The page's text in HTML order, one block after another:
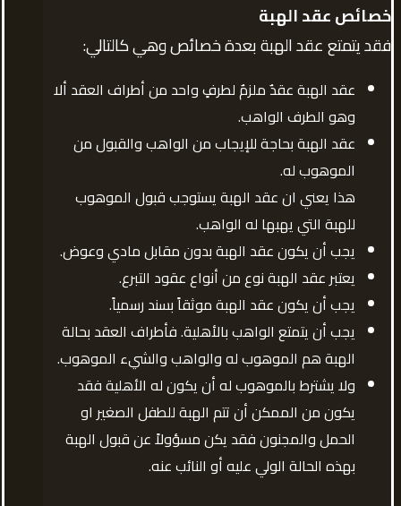
خصائص عقد الهبة
فقد يتمتع عقد الهبة بعدة خصائص وهي كالتالي:
عقد الهبة عقدٌ ملزمٌ لطرفٍ واحد من أطراف العقد ألا
وهو الطرف الواهب.
عقد الهبة بحاجة للإيجاب من الواهب والقبول من
الموهوب له.
هذا يعني ان عقد الهبة يستوجب قبول الموهوب
للهبة التي يهبها له الواهب.
يجب أن يكون عقد الهبة بدون مقابل مادي وعوض.
يعتبر عقد الهبة نوع من أنواع عقود التبرع.
يجب أن يكون عقد الهبة موثقاً بسند رسمياً.
يجب أن يتمتع الواهب بالأهلية. فأطراف العقد بحالة
الهبة هم الموهوب له والواهب والشيء الموهوب.
ولا يشترط بالموهوب له أن يكون له الأهلية فقد
يكون من الممكن أن تتم الهبة للطفل الصغير او
الحمل والمجنون فقد يكن مسؤولاً عن قبول الهبة
بهذه الحالة الولي عليه أو النائب عنه.